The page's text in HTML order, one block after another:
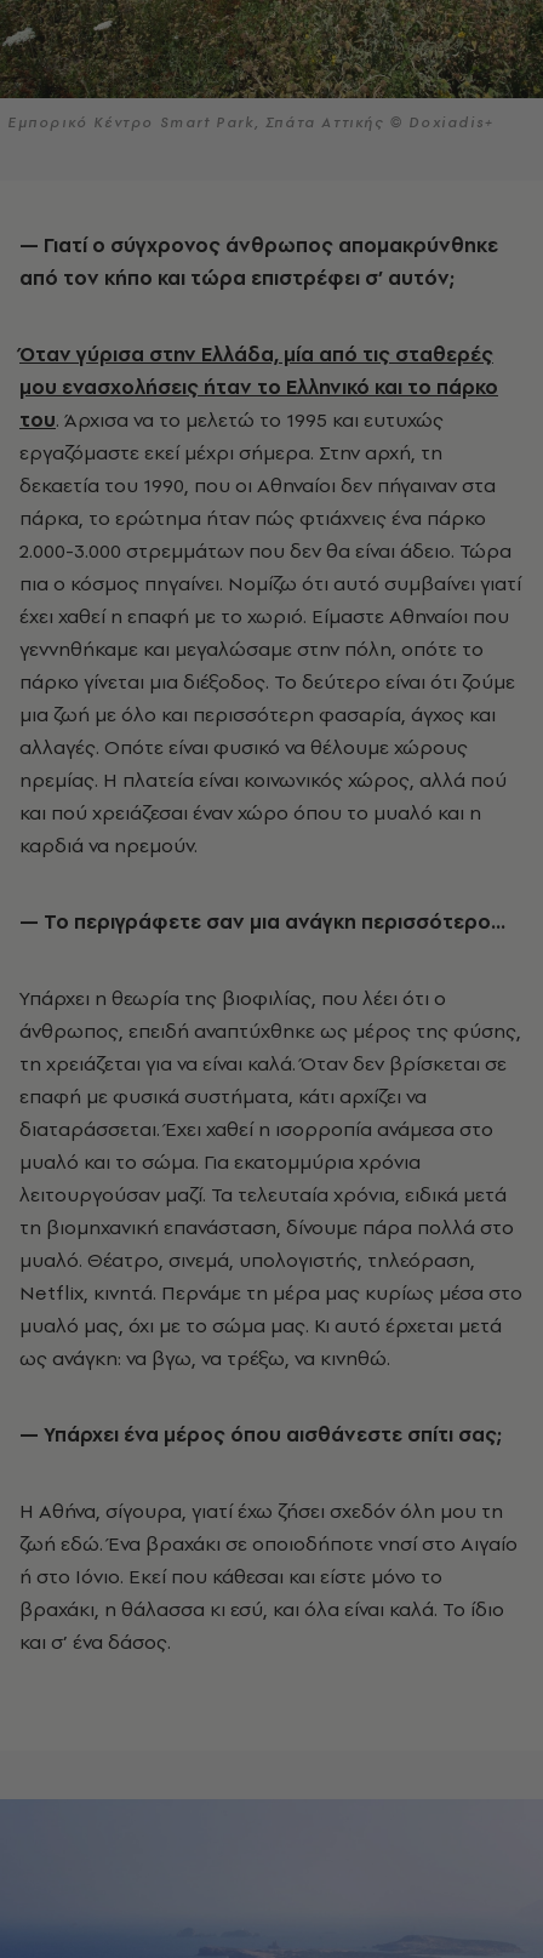
Εμπορικό Κέντρο Smart Park, Σπάτα Αττικής © Doxiadis+
— Γιατί ο σύγχρονος άνθρωπος απομακρύνθηκε
από τον κήπο και τώρα επιστρέφει σ’ αυτόν;
Όταν γύρισα στην Ελλάδα, μία από τις σταθερές
μου ενασχολήσεις ήταν το Ελληνικό και το πάρκο
του. Άρχισα να το μελετώ το 1995 και ευτυχώς
εργαζόμαστε εκεί μέχρι σήμερα. Στην αρχή, τη
δεκαετία του 1990, που οι Αθηναίοι δεν πήγαιναν στα
πάρκα, το ερώτημα ήταν πώς φτιάχνεις ένα πάρκο
2.000-3.000 στρεμμάτων που δεν θα είναι άδειο. Τώρα
πια ο κόσμος πηγαίνει. Νομίζω ότι αυτό συμβαίνει γιατί
έχει χαθεί η επαφή με το χωριό. Είμαστε Αθηναίοι που
γεννηθήκαμε και μεγαλώσαμε στην πόλη, οπότε το
πάρκο γίνεται μια διέξοδος. Το δεύτερο είναι ότι ζούμε
μια ζωή με όλο και περισσότερη φασαρία, άγχος και
αλλαγές. Οπότε είναι φυσικό να θέλουμε χώρους
ηρεμίας. Η πλατεία είναι κοινωνικός χώρος, αλλά πού
και πού χρειάζεσαι έναν χώρο όπου το μυαλό και η
καρδιά να ηρεμούν.
— Το περιγράφετε σαν μια ανάγκη περισσότερο…
Υπάρχει η θεωρία της βιοφιλίας, που λέει ότι ο
άνθρωπος, επειδή αναπτύχθηκε ως μέρος της φύσης,
τη χρειάζεται για να είναι καλά. Όταν δεν βρίσκεται σε
επαφή με φυσικά συστήματα, κάτι αρχίζει να
διαταράσσεται. Έχει χαθεί η ισορροπία ανάμεσα στο
μυαλό και το σώμα. Για εκατομμύρια χρόνια
λειτουργούσαν μαζί. Τα τελευταία χρόνια, ειδικά μετά
τη βιομηχανική επανάσταση, δίνουμε πάρα πολλά στο
μυαλό. Θέατρο, σινεμά, υπολογιστής, τηλεόραση,
Netflix, κινητά. Περνάμε τη μέρα μας κυρίως μέσα στο
μυαλό μας, όχι με το σώμα μας. Κι αυτό έρχεται μετά
ως ανάγκη: να βγω, να τρέξω, να κινηθώ.
— Υπάρχει ένα μέρος όπου αισθάνεστε σπίτι σας;
Η Αθήνα, σίγουρα, γιατί έχω ζήσει σχεδόν όλη μου τη
ζωή εδώ. Ένα βραχάκι σε οποιοδήποτε νησί στο Αιγαίο
ή στο Ιόνιο. Εκεί που κάθεσαι και είστε μόνο το
βραχάκι, η θάλασσα κι εσύ, και όλα είναι καλά. Το ίδιο
και σ’ ένα δάσος.